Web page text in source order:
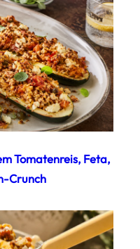
Tomatenreis, Feta,
Crunch